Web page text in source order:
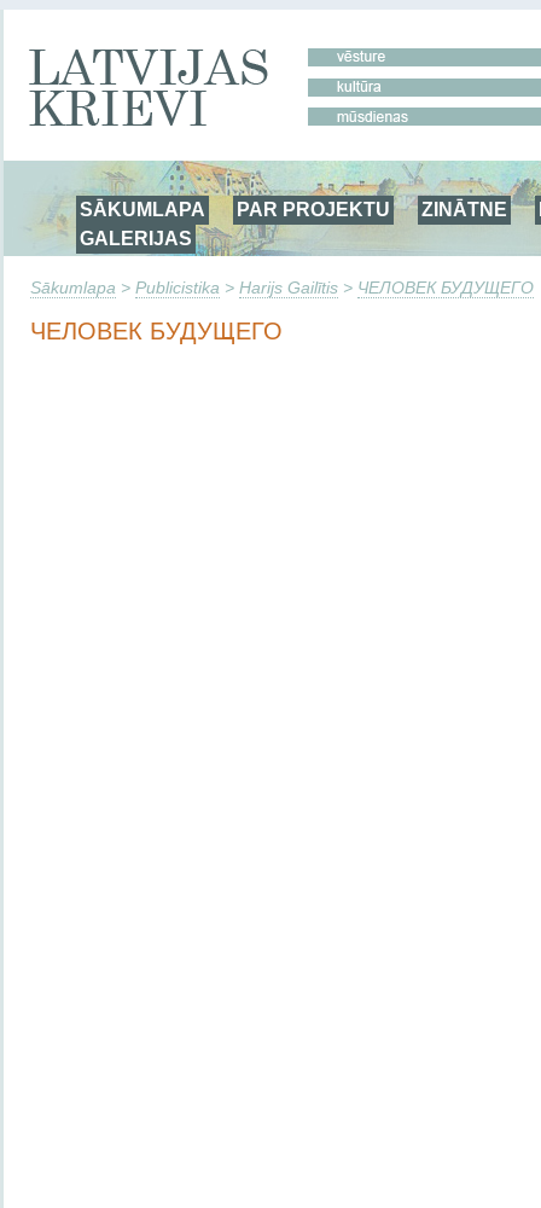
SĀKUMLAPA PAR PROJEKTU ZINĀTNE
GALERIJAS
Sākumlapa > Publicistika > Harijs Gailītis > ЧЕЛОВЕК БУДУЩЕГО
ЧЕЛОВЕК БУДУЩЕГО